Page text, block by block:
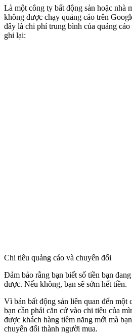
Là một công ty bất động sản hoặc nhà
không được chạy quảng cáo trên
đây là chi phí trung bình của quảng
ghi lại:
Chi tiêu quảng cáo và chuyển đổi
Đảm bảo rằng bạn biết số tiền bạn
được. Nếu không, bạn sẽ sớm hết tiền.
Vì bán bất động sản liên quan đến một
bạn cần phải căn cứ vào chi tiêu của
được khách hàng tiềm năng mới mà
chuyển đổi thành người mua.